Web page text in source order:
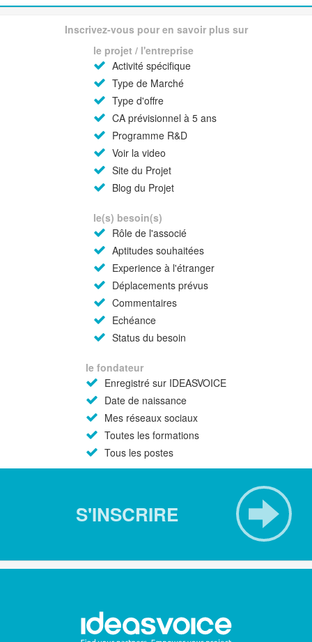
Inscrivez-vous pour en savoir plus sur
le projet / l'entreprise
Activité spécifique
Type de Marché
Type d'offre
CA prévisionnel à 5 ans
Programme R&D
Voir la video
Site du Projet
Blog du Projet
le(s) besoin(s)
Rôle de l'associé
Aptitudes souhaitées
Experience à l'étranger
Déplacements prévus
Commentaires
Echéance
Status du besoin
le fondateur
Enregistré sur IDEASVOICE
Date de naissance
Mes réseaux sociaux
Toutes les formations
Tous les postes
S'INSCRIRE